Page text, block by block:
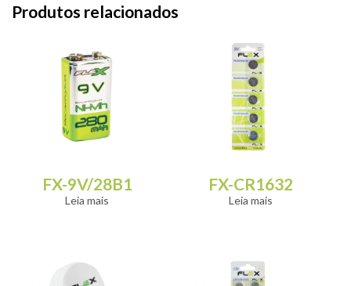
Produtos relacionados
FX-9V/28B1
Leia mais
FX-CR1632
Leia mais